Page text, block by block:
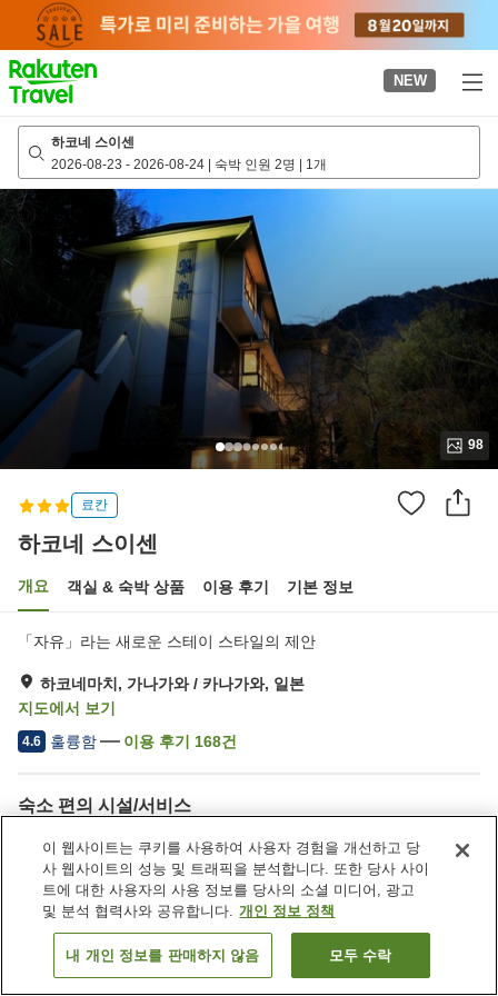
page
NEW
하코네 스이센
2026-08-23 - 2026-08-24 | 숙박 인원 2명 | 1개
98
료칸
하코네 스이센
개요 객실 & 숙박 상품 이용 후기 기본 정보
「자유」라는 새로운 스테이 스타일의 제안
하코네마치, 가나가와 / 카나가와, 일본
지도에서 보기
4.6 훌륭함 이용 후기 168건
숙소 편의 시설/서비스
주차장
다목적실
공용 부엌
노천탕 (온천)
일본 가나가와 / 카나가와 하코네마치
객실 보기
이 웹사이트는 쿠키를 사용하여 사용자 경험을 개선하고 당
사 웹사이트의 성능 및 트래픽을 분석합니다. 또한 당사 사이
트에 대한 사용자의 사용 정보를 당사의 소셜 미디어, 광고
및 분석 협력사와 공유합니다. 개인 정보 정책
내 개인 정보를 판매하지 않음 모두 수락